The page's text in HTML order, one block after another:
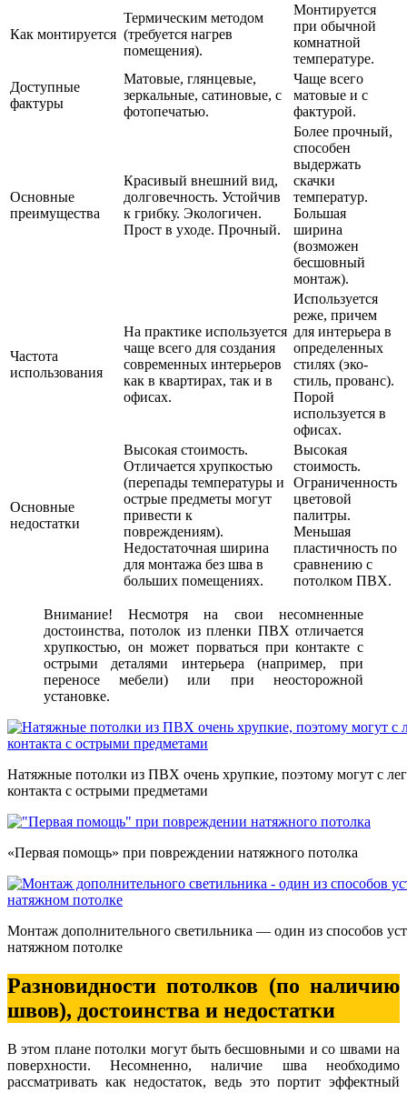
Как монтируется
Термическим методом
(требуется нагрев
помещения).
Монтируется
при обычной
комнатной
температуре.
Доступные
фактуры
Матовые, глянцевые,
зеркальные, сатиновые, с
фотопечатью.
Чаще всего
матовые и с
фактурой.
Основные
преимущества
Красивый внешний вид,
долговечность. Устойчив
к грибку. Экологичен.
Прост в уходе. Прочный.
Более прочный,
способен
выдержать
скачки
температур.
Большая
ширина
(возможен
бесшовный
монтаж).
Частота
использования
На практике используется
чаще всего для создания
современных интерьеров
как в квартирах, так и в
офисах.
Используется
реже, причем
для интерьера в
определенных
стилях (эко-
стиль, прованс).
Порой
используется в
офисах.
Основные
недостатки
Высокая стоимость.
Отличается хрупкостью
(перепады температуры и
острые предметы могут
привести к
повреждениям).
Недостаточная ширина
для монтажа без шва в
больших помещениях.
Высокая
стоимость.
Ограниченность
цветовой
палитры.
Меньшая
пластичность по
сравнению с
потолком ПВХ.
Внимание! Несмотря на свои несомненные
достоинства, потолок из пленки ПВХ отличается
хрупкостью, он может порваться при контакте с
острыми деталями интерьера (например, при
переносе мебели) или при неосторожной
установке.
Натяжные потолки из ПВХ очень хрупкие, поэтому могут с
контакта с острыми предметами
«Первая помощь» при повреждении натяжного потолка
Монтаж дополнительного светильника — один из способов
натяжном потолке
Разновидности потолков (по наличию
швов), достоинства и недостатки
В этом плане потолки могут быть бесшовными и со швами на
поверхности. Несомненно, наличие шва необходимо
рассматривать как недостаток, ведь это портит эффектный